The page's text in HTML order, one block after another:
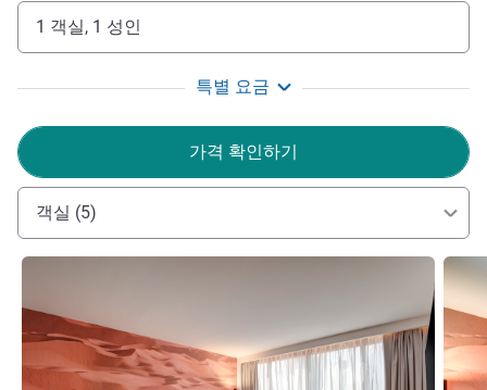
drive from Dubai International Airport, 20 min from Sharjah
International Airport.
The Novotel Sharjah Expo Center enjoys an excellent
Dubai International Airport, 20 min from Sharjah
International Airport and just a few minutes' drive from all
the leisure locations.
Enjoy direct access to the Sharjah Expo Centre where all
major events take place all year round. My team and I look
forward to welcoming you at Novotel Sharjah Expo Centre
Hotel !
Robin SOLOMON 호텔 관리
1 객실, 1 성인
특별 요금
가격 확인하기
객실 (5)
세부 정보 보기 세부